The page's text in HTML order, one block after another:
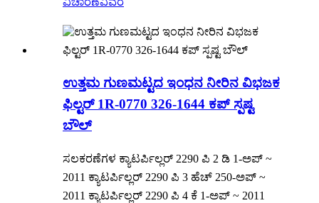
ಉತ್ತಮ ಗುಣಮಟ್ಟದ ಇಂಧನ ನೀರಿನ ವಿಭಜಕ
ಫಿಲ್ಟರ್ 1R-0770 326-1644 ಕಪ್ ಸ್ಪಷ್ಟ
ಬೌಲ್
ಸಲಕರಣೆಗಳ ಕ್ಯಾಟರ್ಪಿಲ್ಲರ್ 2290 ಪಿ 2 ಡಿ 1-ಅಪ್ ~
2011 ಕ್ಯಾಟರ್ಪಿಲ್ಲರ್ 2290 ಪಿ 3 ಹೆಚ್ 250-ಅಪ್ ~
2011 ಕ್ಯಾಟರ್ಪಿಲ್ಲರ್ 2290 ಪಿ 4 ಕೆ 1-ಅಪ್ ~ 2011